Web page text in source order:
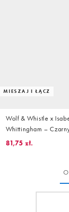
MIESZAJ I ŁĄCZ
Wolf & Whistle x
Whittingham –
po bokach dół od
81,75 zł.